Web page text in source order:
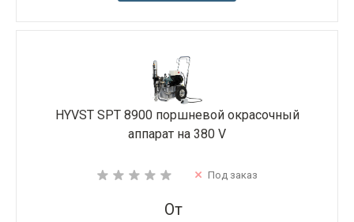
HYVST SPT 8900 поршневой окрасочный
аппарат на 380 V
Под заказ
От